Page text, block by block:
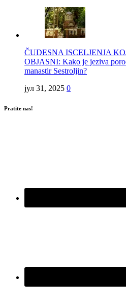
ČUDESNA ISCELJENJA
OBJASNI: Kako je jeziva
manastir Sestroljin?
јул 31, 2025 0
Pratite nas!